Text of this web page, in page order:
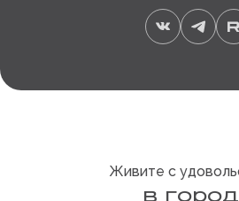
Живите с
в